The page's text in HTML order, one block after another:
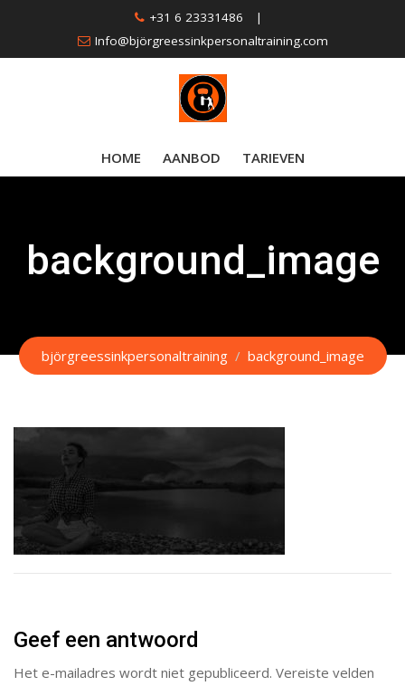
content
+31 6 23331486
|
Info@björgreessinkpersonaltraining.com
HOME AANBOD TARIEVEN
background_image
björgreessinkpersonaltraining / background_image
Geef een antwoord
Het e-mailadres wordt niet gepubliceerd. Vereiste velden